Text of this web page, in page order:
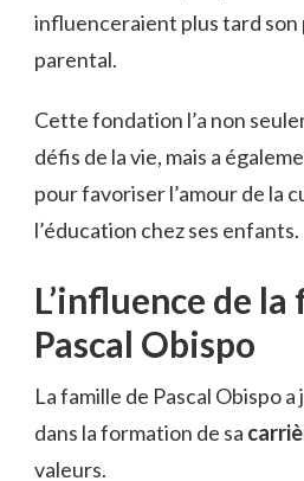
influenceraient plus tard
parental.
Cette fondation l’a non
défis de la vie, mais a
pour favoriser l’amour de la
l’éducation chez ses enfants.
L’influence de
Pascal Obispo
La famille de Pascal Obispo
dans la formation de sa
valeurs.